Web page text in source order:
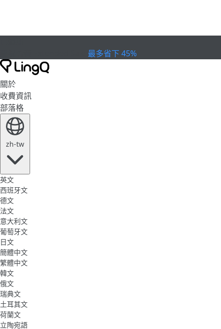
最多省下 45%
關於
收費資訊
部落格
zh-tw
英文
西班牙文
德文
法文
意大利文
葡萄牙文
日文
簡體中文
繁體中文
韓文
俄文
瑞典文
土耳其文
荷蘭文
立陶宛語